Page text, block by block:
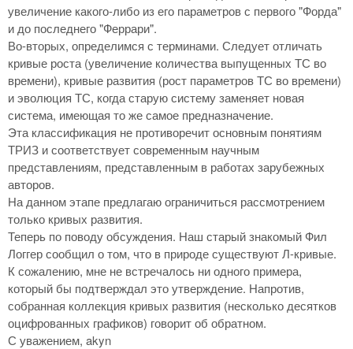
увеличение какого-либо из его параметров с первого "Форда"
и до последнего "Феррари".
Во-вторых, определимся с терминами. Следует отличать
кривые роста (увеличение количества выпущенных ТС во
времени), кривые развития (рост параметров ТС во времени)
и эволюция ТС, когда старую систему заменяет новая
система, имеющая то же самое предназначение.
Эта классификация не противоречит основным понятиям
ТРИЗ и соответствует современным научным
представлениям, представленным в работах зарубежных
авторов.
На данном этапе предлагаю ограничиться рассмотрением
только кривых развития.
Теперь по поводу обсуждения. Наш старый знакомый Фил
Логгер сообщил о том, что в природе существуют Л-кривые.
К сожалению, мне не встречалось ни одного примера,
который бы подтверждал это утверждение. Напротив,
собранная коллекция кривых развития (несколько десятков
оцифрованных графиков) говорит об обратном.
С уважением, akyn